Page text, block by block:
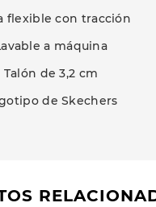
flexible con tracción
a máquina
Talón de 3,2 cm
de Skechers